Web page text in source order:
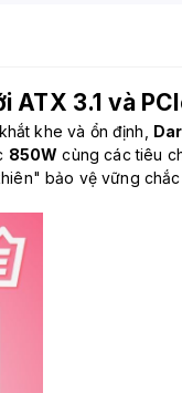
3.1 và
khe và ổn định,
850W cùng các tiêu
bảo vệ vững